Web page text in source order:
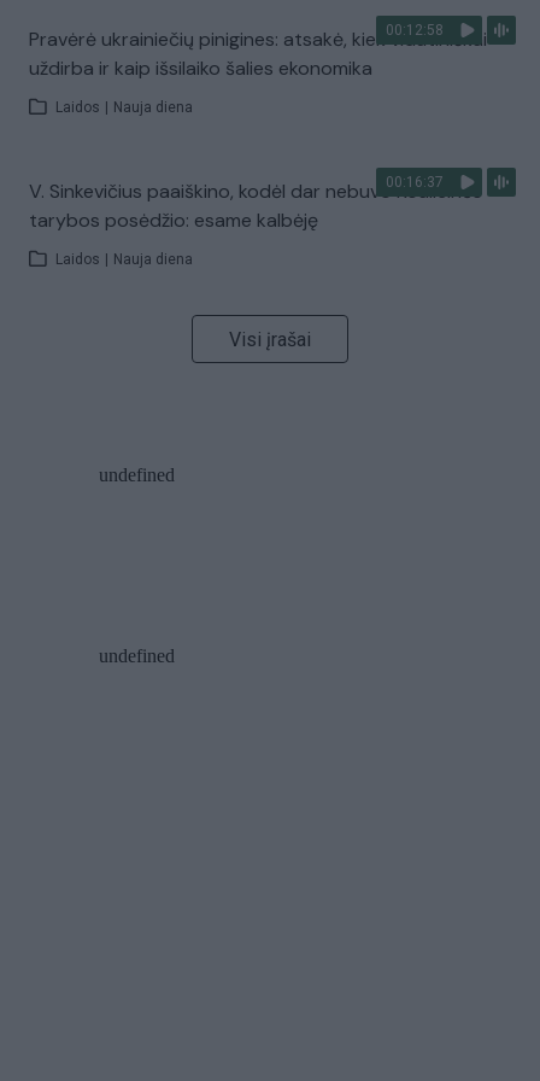
00:12:58
Pravėrė ukrainiečių pinigines: atsakė, kiek vidutiniškai
uždirba ir kaip išsilaiko šalies ekonomika
Laidos Nauja diena
00:16:37
V. Sinkevičius paaiškino, kodėl dar nebuvo Koalicinės
tarybos posėdžio: esame kalbėję
Laidos Nauja diena
Visi įrašai